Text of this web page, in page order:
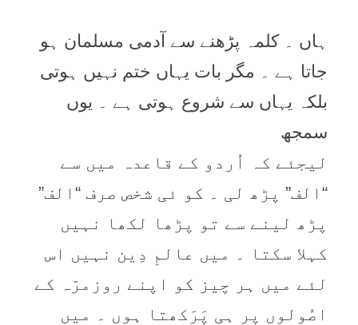
ہاں ۔ کلمہ پڑھنے سے آدمی مسلمان ہو
جاتا ہے ۔ مگر بات یہاں ختم نہیں ہوتی
بلکہ یہاں سے شروع ہوتی ہے ۔ یوں
سمجھ
لیجئے کہ اُردو کے قاعدہ میں سے
“الف” پڑھ لی ۔ کو ئی شخص صرف “الف”
پڑھ لینے سے تو پڑھا لکھا نہیں
کہلا سکتا ۔ میں عالمِ دِین نہیں اس
لئے میں ہر چیز کو اپنے روزمرّہ کے
اصُولوں پر ہی پَرَکھتا ہوں ۔ میں